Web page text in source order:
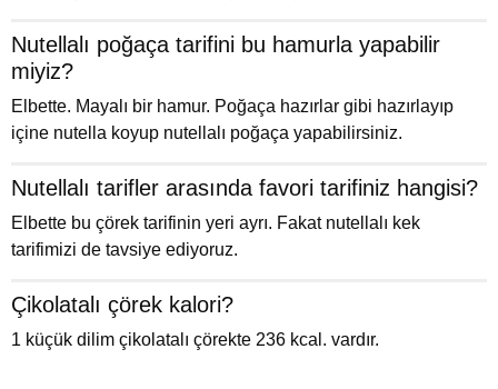
Nutellalı poğaça tarifini bu hamurla yapabilir
miyiz?
Elbette. Mayalı bir hamur. Poğaça hazırlar gibi hazırlayıp
içine nutella koyup nutellalı poğaça yapabilirsiniz.
Nutellalı tarifler arasında favori tarifiniz hangisi?
Elbette bu çörek tarifinin yeri ayrı. Fakat nutellalı kek
tarifimizi de tavsiye ediyoruz.
Çikolatalı çörek kalori?
1 küçük dilim çikolatalı çörekte 236 kcal. vardır.